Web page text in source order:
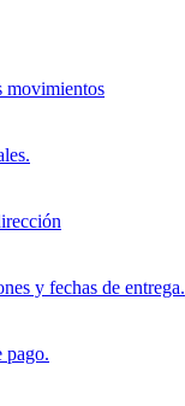
movimientos
y fechas de entrega.
pago.